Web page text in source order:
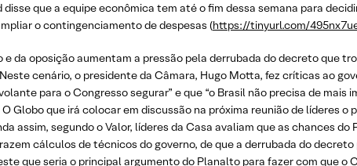
disse que a equipe econômica tem até o fim dessa semana para
o contingenciamento de despesas (https://tinyurl.com/
da oposição aumentam a pressão pela derrubada do decreto que
cenário, o presidente da Câmara, Hugo Motta, fez críticas ao
para o Congresso segurar” e que “o Brasil não precisa de mais
Globo que irá colocar em discussão na próxima reunião de líderes o
assim, segundo o Valor, líderes da Casa avaliam que as chances do
cálculos de técnicos do governo, de que a derrubada do
que seria o principal argumento do Planalto para fazer com que o